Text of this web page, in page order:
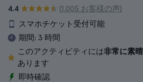
4.4
(1.005 お客様の声)
スマホチケット受付可能
期間: 3 時間
このアクティビティには非常に素
あります
即時確認